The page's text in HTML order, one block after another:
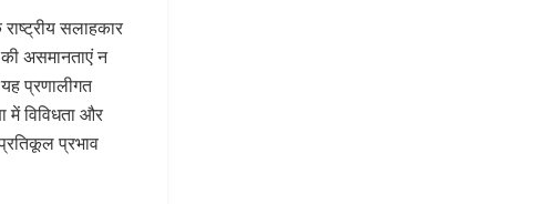
सलाहकार
असमानताएं न
प्रणालीगत
में विविधता और
प्रभाव